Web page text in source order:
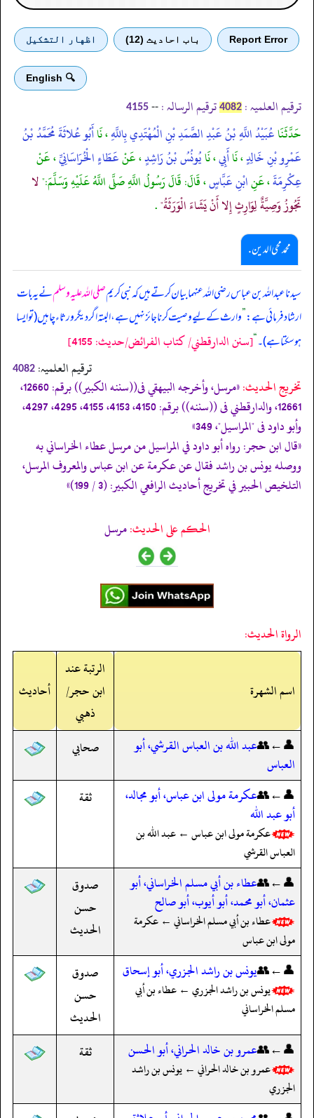
Report Error باب احادیث (12) اظهار التشكيل
🔍 English
ترقیم العلمیہ : 4082 ترقیم الرسالہ : --
4155
حَدَّثَنَاعُبَيْدُ اللَّهِ بْنُ عَبْدِ الصَّمَدِ بْنِ الْمُهْتَدِي بِاللَّهِ، نَاأَبُو عُلاثَةَ مُحَمَّدُ بْنُ
عَمْرِو بْنِ خَالِدٍ، نَاأَبِي، نَايُونُسُ بْنُ رَاشِدٍ، عَنْعَطَاءٍ الْخُرَاسَانِيِّ، عَنْ
عِكْرِمَةَ، عَنِابْنِ عَبَّاسٍ، قَالَ: قَالَ رَسُولُ اللَّهِ صَلَّى اللَّهُ عَلَيْهِ وَسَلَّمَ:"لا
تَجُوزُ وَصِيَّةٌ لِوَارِثٍ إِلا أَنْ يَشَاءَ الْوَرَثَةُ".
محمد محی الدین .
سیدنا عبداللہ بن عباس رضی اللہ عنہما بیان کرتے ہیں کہ نبی کریمصلی اللہ علیہ وسلمنے یہ بات
ارشاد فرمائی ہے:”وارث کے لیے وصیت کرنا جائز نہیں ہے، البتہ اگر دیگر ورثاء چاہیں (تو ایسا
ہو سکتا ہے)۔“[سنن الدارقطني/ كتاب الفرائض/حدیث: 4155]
ترقیم العلمیہ: 4082
تخریج الحدیث:
«مرسل، وأخرجه البيهقي فى((سننه الكبير)) برقم: 12660،
12661، والدارقطني فى ((سننه)) برقم: 4150، 4153، 4155، 4295، 4297،
وأبو داود فى "المراسيل"، 349»
«قال ابن حجر: رواه أبو داود في المراسيل من مرسل عطاء الخراساني به
ووصله يونس بن راشد فقال عن عكرمة عن ابن عباس والمعروف المرسل،
التلخيص الحبير في تخريج أحاديث الرافعي الكبير: (3 / 199)»
الحكم على الحديث:مرسل
الرواة الحديث:
اسم الشهرة
الرتبة عند
ابن حجر/
ذهبي
أحاديث
👤←👥عبد الله بن العباس القرشي، أبو
العباس
صحابي
👤←👥عكرمة مولى ابن عباس، أبو مجالد،
أبو عبد الله
عكرمة مولى ابن عباس ← عبد الله بن
العباس القرشي
ثقة
👤←👥عطاء بن أبي مسلم الخراساني، أبو
عثمان، أبو محمد، أبو أيوب، أبو صالح
عطاء بن أبي مسلم الخراساني ← عكرمة
مولى ابن عباس
صدوق
حسن
الحديث
👤←👥يونس بن راشد الجزري، أبو إسحاق
يونس بن راشد الجزري ← عطاء بن أبي
مسلم الخراساني
صدوق
حسن
الحديث
👤←👥عمرو بن خالد الحراني، أبو الحسن
عمرو بن خالد الحراني ← يونس بن راشد
الجزري
ثقة